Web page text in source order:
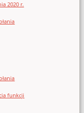
2020 r.
funkcji